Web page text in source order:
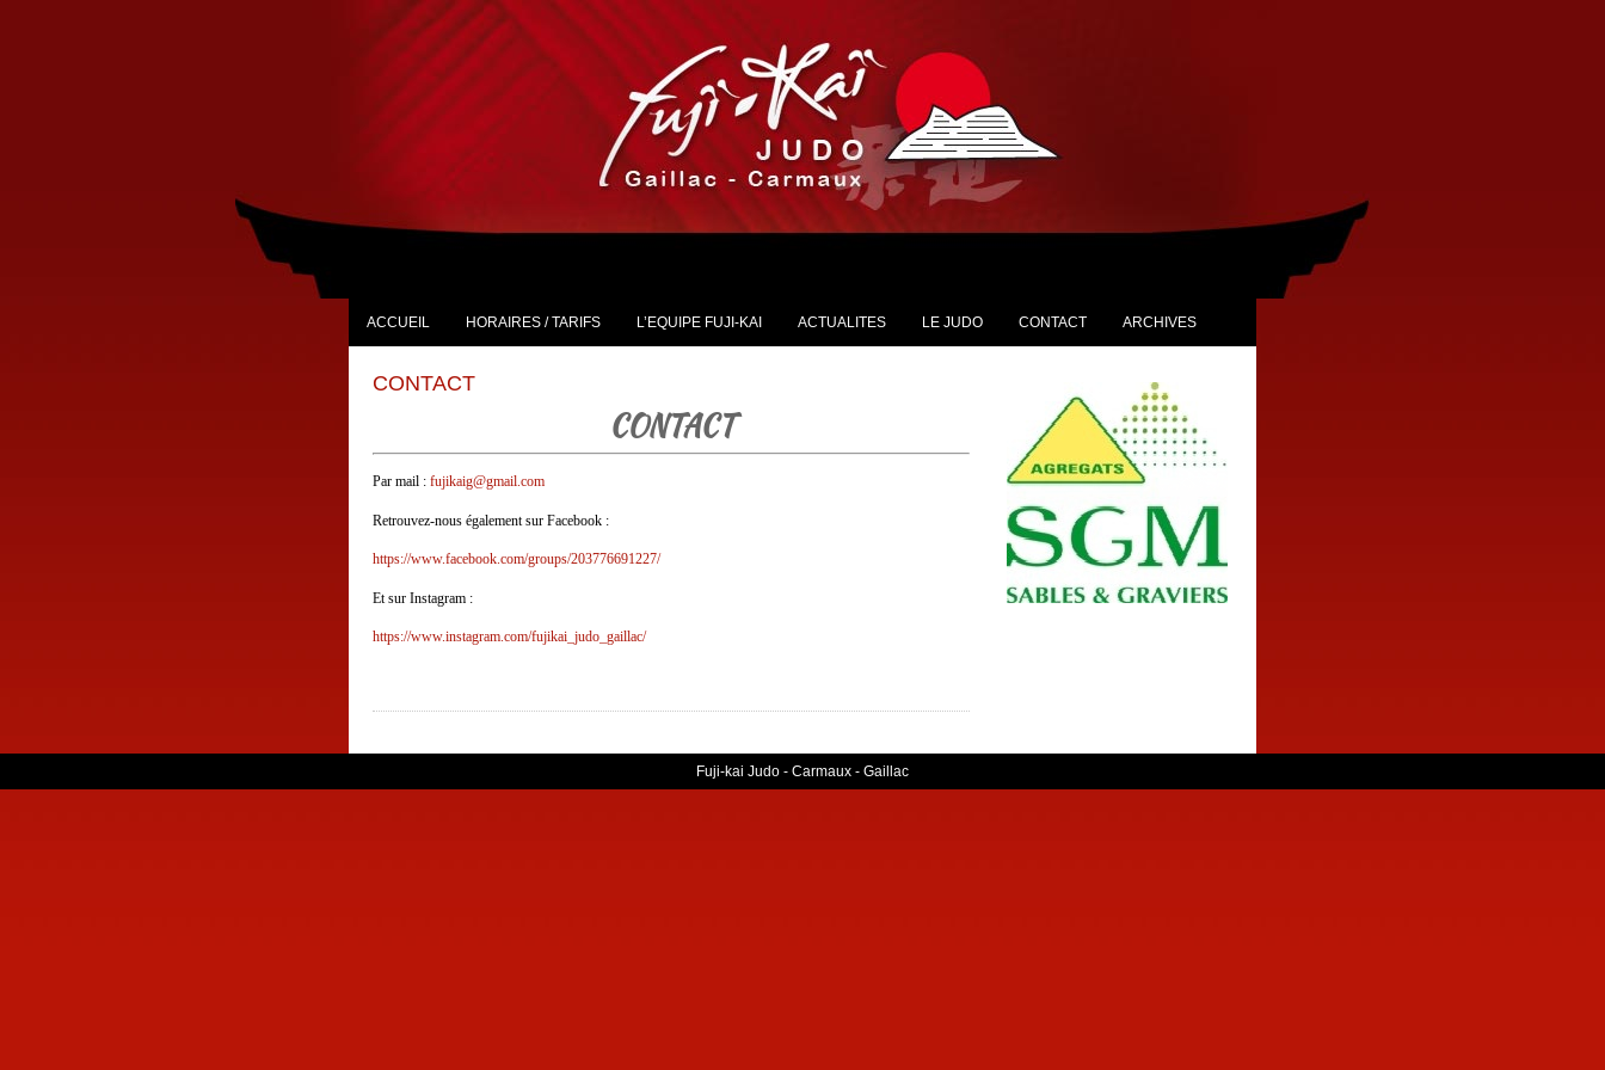
ACCUEIL HORAIRES / TARIFS L’EQUIPE FUJI-KAI ACTUALITES LE JUDO CONTACT ARCHIVES
CONTACT
CONTACT
Par mail : fujikaig@gmail.com
Retrouvez-nous également sur Facebook :
https://www.facebook.com/groups/203776691227/
Et sur Instagram :
https://www.instagram.com/fujikai_judo_gaillac/
Fuji-kai Judo - Carmaux - Gaillac